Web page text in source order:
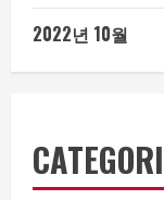
2022년 10월